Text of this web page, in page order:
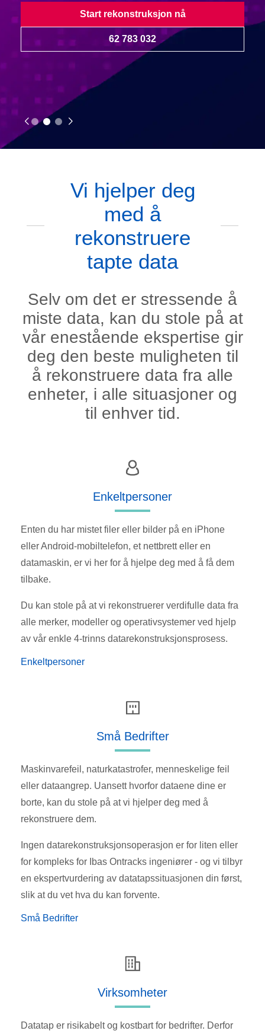
Start rekonstruksjon nå
62 783 032
Vi hjelper deg
med å
rekonstruere
tapte data
Selv om det er stressende å
miste data, kan du stole på at
vår enestående ekspertise gir
deg den beste muligheten til
å rekonstruere data fra alle
enheter, i alle situasjoner og
til enhver tid.
Enkeltpersoner
Enten du har mistet filer eller bilder på en iPhone
eller Android-mobiltelefon, et nettbrett eller en
datamaskin, er vi her for å hjelpe deg med å få dem
tilbake.
Du kan stole på at vi rekonstruerer verdifulle data fra
alle merker, modeller og operativsystemer ved hjelp
av vår enkle 4-trinns datarekonstruksjonsprosess.
Enkeltpersoner
Små Bedrifter
Maskinvarefeil, naturkatastrofer, menneskelige feil
eller dataangrep. Uansett hvorfor dataene dine er
borte, kan du stole på at vi hjelper deg med å
rekonstruere dem.
Ingen datarekonstruksjonsoperasjon er for liten eller
for kompleks for Ibas Ontracks ingeniører - og vi tilbyr
en ekspertvurdering av datatapssituasjonen din først,
slik at du vet hva du kan forvente.
Små Bedrifter
Virksomheter
Datatap er risikabelt og kostbart for bedrifter. Derfor